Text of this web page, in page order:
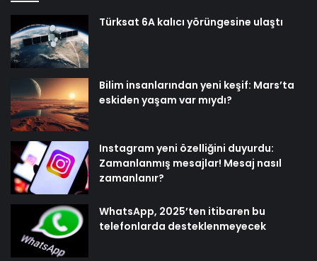
Türksat 6A kalıcı yörüngesine ulaştı
Bilim insanlarından yeni keşif: Mars’ta
eskiden yaşam var mıydı?
Instagram yeni özelliğini duyurdu:
Zamanlanmış mesajlar! Mesaj nasıl
zamanlanır?
WhatsApp, 2025’ten itibaren bu
telefonlarda desteklenmeyecek